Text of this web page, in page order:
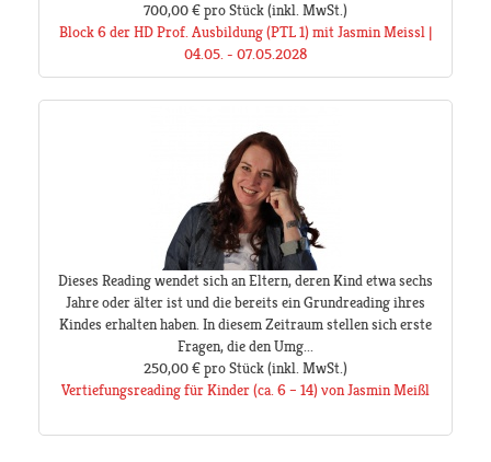
700,00 €pro Stück(inkl. MwSt.)
Block 6 der HD Prof. Ausbildung (PTL 1) mit Jasmin Meissl |
04.05. - 07.05.2028
Dieses Reading wendet sich an Eltern, deren Kind etwa sechs
Jahre oder älter ist und die bereits ein Grundreading ihres
Kindes erhalten haben. In diesem Zeitraum stellen sich erste
Fragen, die den Umg...
250,00 €pro Stück(inkl. MwSt.)
Vertiefungsreading für Kinder (ca. 6 – 14) von Jasmin Meißl